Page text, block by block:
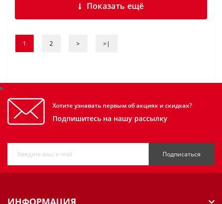
Показать ещё
1 2 > >|
Хотите узнавать первым об акциях и скидках?
Подпишитесь на нашу рассылку
Подписаться
ИНФОРМАЦИЯ